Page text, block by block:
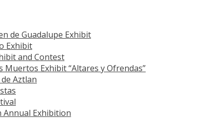
de Guadalupe Exhibit
Exhibit
and Contest
Muertos Exhibit “Altares y Ofrendas”
Aztlan
Annual Exhibition